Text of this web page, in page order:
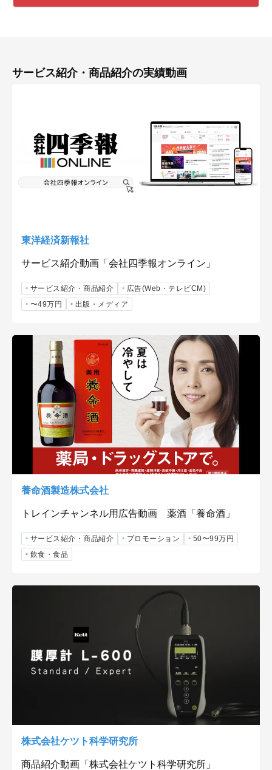
サービス紹介・商品紹介の実績動画
東洋経済新報社
サービス紹介動画「会社四季報オンライン」
サービス紹介・商品紹介
広告(Web・テレビCM)
〜49万円
出版・メディア
養命酒製造株式会社
トレインチャンネル用広告動画 薬酒「養命酒」
サービス紹介・商品紹介 プロモーション
50〜99万円
飲食・食品
株式会社ケツト科学研究所
商品紹介動画「株式会社ケツト科学研究所」